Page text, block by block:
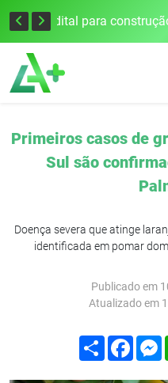
Primeiros casos de
Sul são
Doença severa que atinge
identificada em pomar
Publicado em
Atualizado em